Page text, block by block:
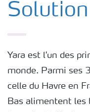
Ammoniac
Solan
Solution
Yara est l'un des
monde. Parmi ses
celle du Havre en
Bas alimentent les